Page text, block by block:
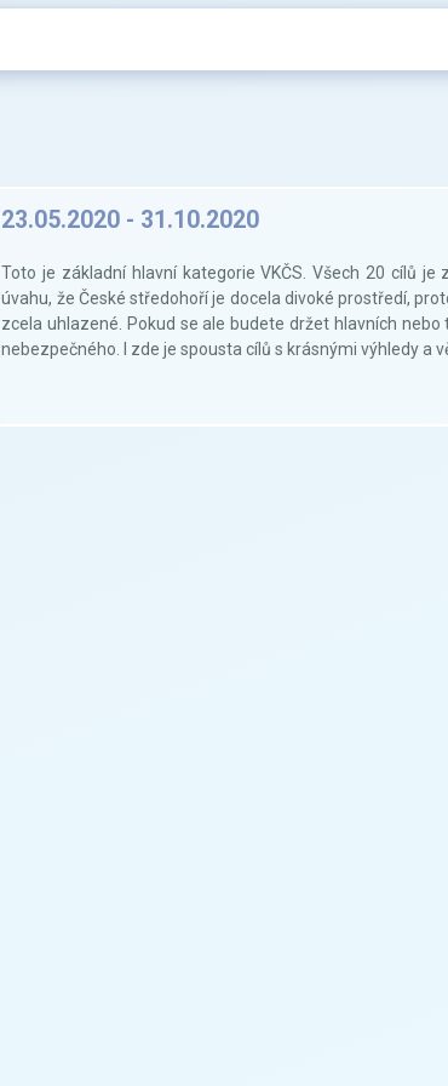
23.05.2020 - 31.10.2020
Toto je základní hlavní kategorie VKČS. Všech 20 cílů
úvahu, že České středohoří je docela divoké prostředí,
zcela uhlazené. Pokud se ale budete držet hlavních
nebezpečného. I zde je spousta cílů s krásnými výhledy a